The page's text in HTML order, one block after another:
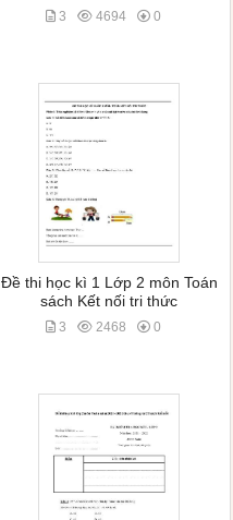
3 4694 0
Đề thi học kì 1 Lớp 2 môn Toán
sách Kết nối tri thức
3 2468 0